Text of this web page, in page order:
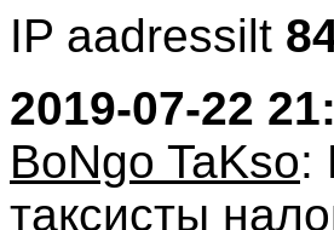
IP aadressilt
2019-07-22
BoNgo TaKso:
таксисты